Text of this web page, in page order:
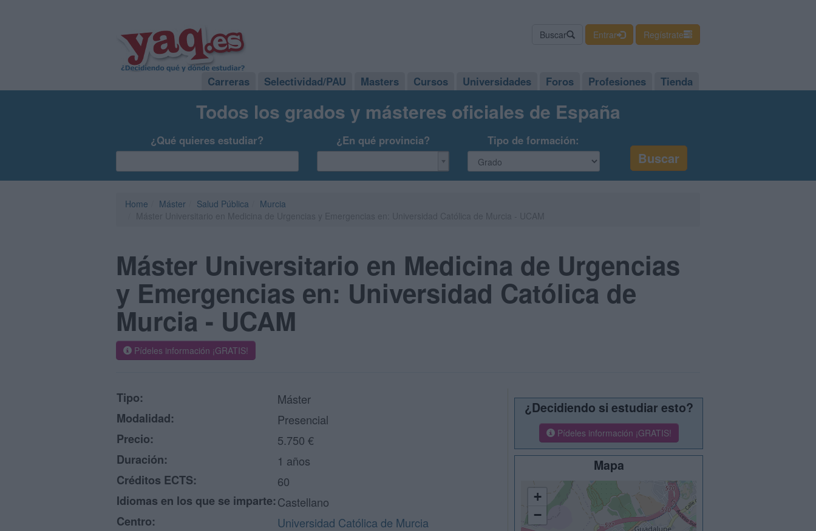
Buscar Entrar Regístrate
Carreras Selectividad/PAU Masters Cursos Universidades Foros Profesiones Tienda
Todos los grados y másteres oficiales de España
¿Qué quieres estudiar? ¿En qué provincia? Tipo de formación:
Home Máster Salud Pública
Murcia
Máster Universitario en Medicina de Urgencias
y Emergencias en: Universidad Católica de
Murcia - UCAM
Pídeles información ¡GRATIS!
Tipo:
Máster
Modalidad:
Presencial
Precio:
5.750 €
Duración:
1 años
Créditos ECTS:
60
Idiomas en los que se imparte:Castellano
Centro:
Universidad Católica de Murcia
¿Decidiendo si estudiar esto?
Pídeles información ¡GRATIS!
Mapa
+
−